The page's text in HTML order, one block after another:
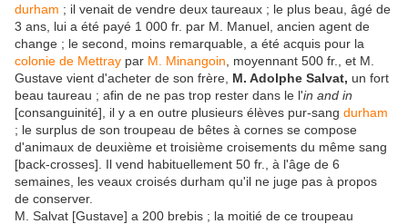
durham ; il venait de vendre deux taureaux ; le plus beau, âgé de
3 ans, lui a été payé 1 000 fr. par M. Manuel, ancien agent de
change ; le second, moins remarquable, a été acquis pour la
colonie de Mettray par M. Minangoin , moyennant 500 fr., et M.
Gustave vient d'acheter de son frère, M. Adolphe Salvat, un fort
beau taureau ; afin de ne pas trop rester dans le l'in and in
[consanguinité], il y a en outre plusieurs élèves pur-sang durham
; le surplus de son troupeau de bêtes à cornes se compose
d'animaux de deuxième et troisième croisements du même sang
[back-crosses]. Il vend habituellement 50 fr., à l'âge de 6
semaines, les veaux croisés durham qu'il ne juge pas à propos
de conserver.
M. Salvat [Gustave] a 200 brebis ; la moitié de ce troupeau